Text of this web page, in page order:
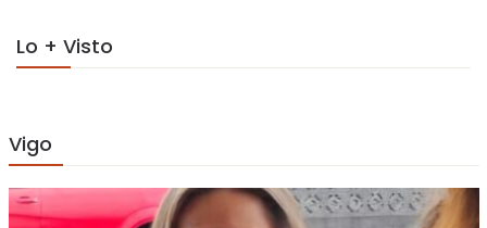
Lo + Visto
Vigo